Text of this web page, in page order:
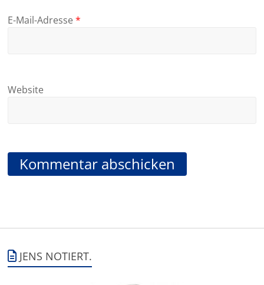
E-Mail-Adresse*
Website
JENS NOTIERT.